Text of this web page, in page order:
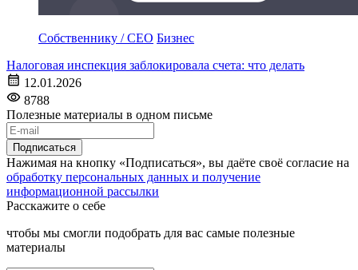
Собственнику / CEO Бизнес
Налоговая инспекция заблокировала счета: что делать
12.01.2026
8788
Полезные материалы в одном письме
Подписаться
Нажимая на кнопку «Подписаться», вы даёте своё согласие на
обработку персональных данных и получение
информационной рассылки
Расскажите о себе
чтобы мы смогли подобрать для вас самые полезные
материалы